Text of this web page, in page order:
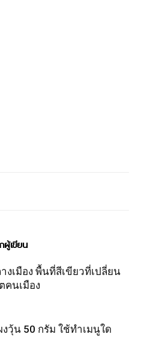
ผู้เขียน
งเมือง พื้นที่สีเขียวที่เปลี่ยน
นเมือง
วุ้น 50 กรัม ใช้ทำเมนูใด